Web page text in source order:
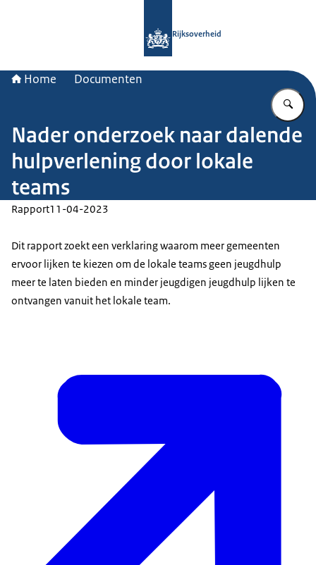
Rijksoverheid
Home Documenten
Nader onderzoek naar dalende
hulpverlening door lokale
teams
Rapport11-04-2023
Dit rapport zoekt een verklaring waarom meer gemeenten
ervoor lijken te kiezen om de lokale teams geen jeugdhulp
meer te laten bieden en minder jeugdigen jeugdhulp lijken te
ontvangen vanuit het lokale team.